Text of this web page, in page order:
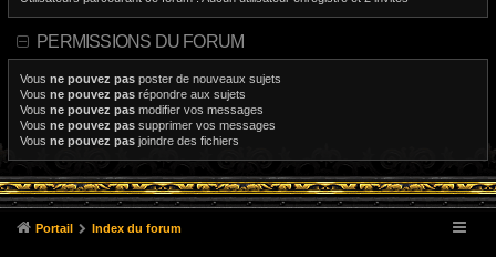
PERMISSIONS DU FORUM
Vous ne pouvez pas poster de nouveaux sujets
Vous ne pouvez pas répondre aux sujets
Vous ne pouvez pas modifier vos messages
Vous ne pouvez pas supprimer vos messages
Vous ne pouvez pas joindre des fichiers
Portail Index du forum